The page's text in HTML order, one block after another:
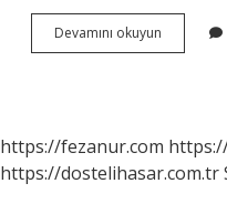
Devamını okuyun
Çiçeği
https://fezanur.com
https://dostelihasar.com.tr